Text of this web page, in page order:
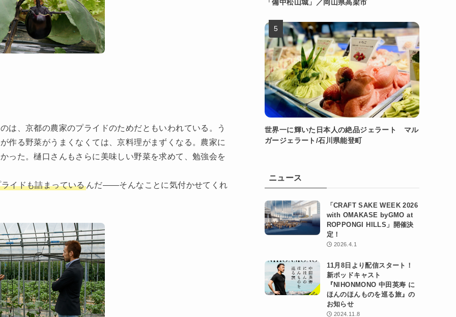
は、京都の農家のプライドのためだともいわれている。う
作る野菜がうまくなくては、京料理がまずくなる。農家に
った。樋口さんもさらに美味しい野菜を求めて、勉強会を
イドも詰まっているんだ――そんなことに気付かせてくれ
「備中松山城」／岡山県高梁市
世界一に輝いた日本人の絶品ジェラート マル
ガージェラート/石川県能登町
ニュース
「CRAFT SAKE WEEK 2026
with OMAKASE byGMO at
ROPPONGI HILLS」開催決
定！
2026.4.1
11月8日より配信スタート！
新ポッドキャスト
『NIHONMONO 中田英寿 に
ほんのほんものを巡る旅』の
お知らせ
2024.11.8